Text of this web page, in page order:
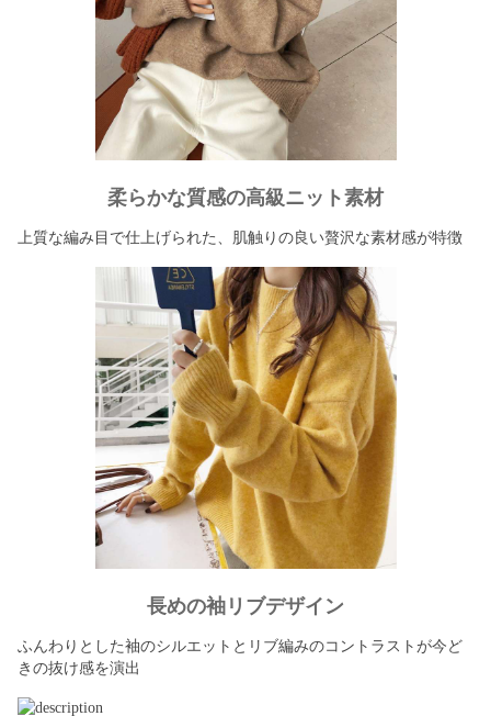
柔らかな質感の高級ニット素材
上質な編み目で仕上げられた、肌触りの良い贅沢な素材感が特徴
長めの袖リブデザイン
ふんわりとした袖のシルエットとリブ編みのコントラストが今ど
きの抜け感を演出